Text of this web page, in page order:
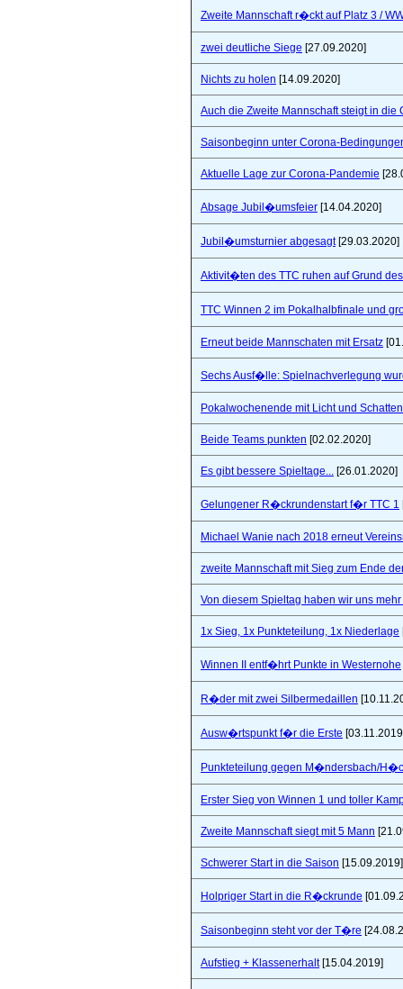
Zweite Mannschaft r�ckt auf Platz 3 /
zwei deutliche Siege [27.09.2020]
Nichts zu holen [14.09.2020]
Auch die Zweite Mannschaft steigt in die
Saisonbeginn unter Corona-
Aktuelle Lage zur Corona-Pandemie
Absage Jubil�umsfeier [14.04.2020]
Jubil�umsturnier abgesagt[29.03.2020]
Aktivit�ten des TTC ruhen auf Grund
TTC Winnen 2 im Pokalhalbfinale und
Erneut beide Mannschaten mit Ersatz
Sechs Ausf�lle: Spielnachverlegung
Pokalwochenende mit Licht und
Beide Teams punkten [02.02.2020]
Es gibt bessere Spieltage... [26.01.2020]
Gelungener R�ckrundenstart f�r TTC 1
Michael Wanie nach 2018 erneut
zweite Mannschaft mit Sieg zum Ende
Von diesem Spieltag haben wir uns mehr
1x Sieg, 1x Punkteteilung, 1x Niederlage
Winnen II entf�hrt Punkte in Westernohe
R�der mit zwei Silbermedaillen
Ausw�rtspunkt f�r die Erste
Punkteteilung gegen M�ndersbach/
Erster Sieg von Winnen 1 und toller
Zweite Mannschaft siegt mit 5 Mann
Schwerer Start in die Saison [15.09.2019]
Holpriger Start in die R�ckrunde
Saisonbeginn steht vor der T�re
Aufstieg + Klassenerhalt[15.04.2019]